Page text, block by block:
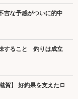
な予感がついに的中
すること 釣りは成立
賀】 好釣果を支えたロ